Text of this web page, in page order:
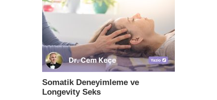
Somatik Deneyimleme ve
Longevity Seks